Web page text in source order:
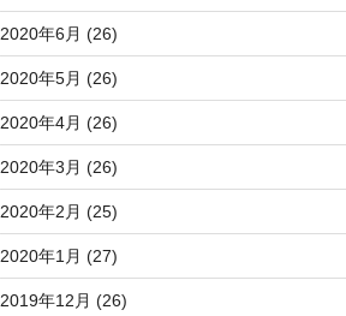
2020年6月 (26)
2020年5月 (26)
2020年4月 (26)
2020年3月 (26)
2020年2月 (25)
2020年1月 (27)
2019年12月 (26)